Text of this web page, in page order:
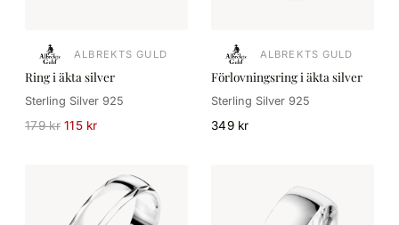
ALBREKTS GULD
Ring i äkta silver
Sterling Silver 925
179 kr 115 kr
ALBREKTS GULD
Förlovningsring i äkta silver
Sterling Silver 925
349 kr